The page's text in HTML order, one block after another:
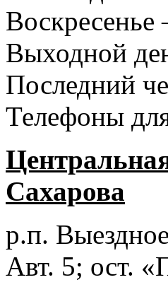
Воскресенье
Выходной
Последний
Телефоны
Сахарова
р.п. Выездное
Авт. 5; ост.